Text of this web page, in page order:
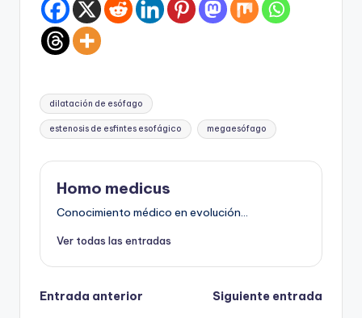
Etiquetas:
dilatación de esófago
estenosis de esfintes esofágico megaesófago
Homo medicus
Conocimiento médico en evolución...
Ver todas las entradas
Navegación
Entrada anterior
Siguiente entrada